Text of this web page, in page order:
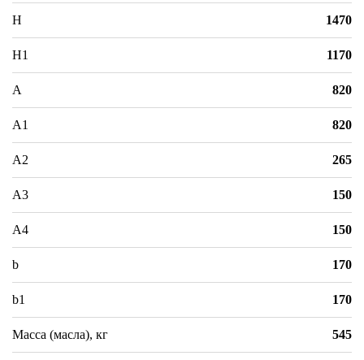
H 1470
H1 1170
A 820
A1 820
A2 265
A3 150
A4 150
b 170
b1 170
Масса (масла), кг 545